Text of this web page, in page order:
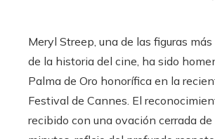
Meryl Streep, una de las figuras
de la historia del cine, ha sido
Palma de Oro honorífica en la
Festival de Cannes. El
recibido con una ovación cerrada